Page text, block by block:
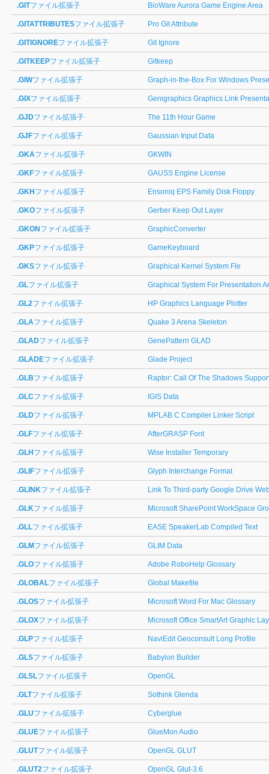
.GITファイル拡張子 BioWare Aurora Game Engine Area
.GITATTRIBUTESファイル拡張子 Pro Git Attribute
.GITIGNOREファイル拡張子 Git Ignore
.GITKEEPファイル拡張子 Gitkeep
.GIWファイル拡張子 Graph-in-the-Box For Windows
.GIXファイル拡張子 Genigraphics Graphics Link
.GJDファイル拡張子 The 11th Hour Game
.GJFファイル拡張子 Gaussian Input Data
.GKAファイル拡張子 GKWIN
.GKFファイル拡張子 GAUSS Engine License
.GKH ファイル拡張子 Ensoniq EPS Family Disk Floppy
.GKOファイル拡張子 Gerber Keep Out Layer
.GKON ファイル拡張子 GraphicConverter
.GKPファイル拡張子 GameKeyboard
.GKSファイル拡張子 Graphical Kernel System Fle
.GLファイル拡張子 Graphical System For Presentation
.GL2ファイル拡張子 HP Graphics Language Plotter
.GLAファイル拡張子 Quake 3 Arena Skeleton
.GLADファイル拡張子 GenePattern GLAD
.GLADEファイル拡張子 Glade Project
.GLBファイル拡張子 Raptor: Call Of The Shadows
.GLCファイル拡張子 IGIS Data
.GLDファイル拡張子 MPLAB C Compiler Linker Script
.GLFファイル拡張子 AfterGRASP Font
.GLH ファイル拡張子 Wise Installer Temporary
.GLIFファイル拡張子 Glyph Interchange Format
.GLINKファイル拡張子 Link To Third-party Google Drive
.GLKファイル拡張子 Microsoft SharePoint WorkSpace
.GLLファイル拡張子 EASE SpeakerLab Compiled Text
.GLM ファイル拡張子 GLIM Data
.GLOファイル拡張子 Adobe RoboHelp Glossary
.GLOBALファイル拡張子 Global Makefile
.GLOSファイル拡張子 Microsoft Word For Mac Glossary
.GLOXファイル拡張子 Microsoft Office SmartArt Graphic
.GLPファイル拡張子 NaviEdit Geoconsult Long Profile
.GLSファイル拡張子 Babylon Builder
.GLSLファイル拡張子 OpenGL
.GLTファイル拡張子 Sothink Glenda
.GLUファイル拡張子 Cyberglue
.GLUEファイル拡張子 GlueMon Audio
.GLUTファイル拡張子 OpenGL GLUT
.GLUT2ファイル拡張子 OpenGL Glut-3.6